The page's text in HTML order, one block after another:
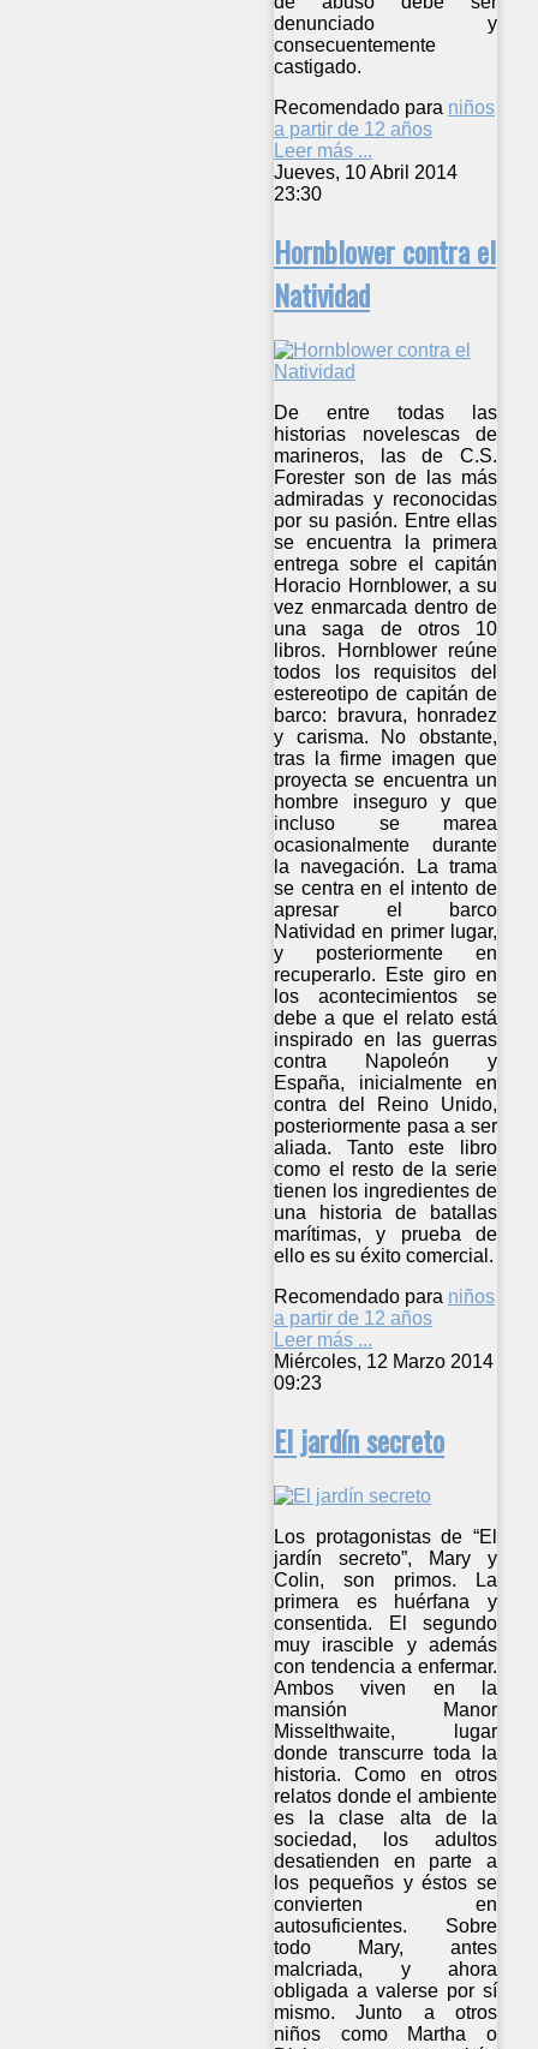
denunciado y
consecuentemente
castigado.
Recomendado para niños
a partir de 12 años
Leer más ...
Jueves, 10 Abril 2014
23:30
Hornblower contra el
Natividad
De entre todas las
historias novelescas de
marineros, las de C.S.
Forester son de las más
admiradas y reconocidas
por su pasión. Entre ellas
se encuentra la primera
entrega sobre el capitán
Horacio Hornblower, a su
vez enmarcada dentro de
una saga de otros 10
libros. Hornblower reúne
todos los requisitos del
estereotipo de capitán de
barco: bravura, honradez
y carisma. No obstante,
tras la firme imagen que
proyecta se encuentra un
hombre inseguro y que
incluso se marea
ocasionalmente durante
la navegación. La trama
se centra en el intento de
apresar el barco
Natividad en primer lugar,
y posteriormente en
recuperarlo. Este giro en
los acontecimientos se
debe a que el relato está
inspirado en las guerras
contra Napoleón y
España, inicialmente en
contra del Reino Unido,
posteriormente pasa a ser
aliada. Tanto este libro
como el resto de la serie
tienen los ingredientes de
una historia de batallas
marítimas, y prueba de
ello es su éxito comercial.
Recomendado para niños
a partir de 12 años
Leer más ...
Miércoles, 12 Marzo 2014
09:23
El jardín secreto
Los protagonistas de “El
jardín secreto”, Mary y
Colin, son primos. La
primera es huérfana y
consentida. El segundo
muy irascible y además
con tendencia a enfermar.
Ambos viven en la
mansión Manor
Misselthwaite, lugar
donde transcurre toda la
historia. Como en otros
relatos donde el ambiente
es la clase alta de la
sociedad, los adultos
desatienden en parte a
los pequeños y éstos se
convierten en
autosuficientes. Sobre
todo Mary, antes
malcriada, y ahora
obligada a valerse por sí
mismo. Junto a otros
niños como Martha o